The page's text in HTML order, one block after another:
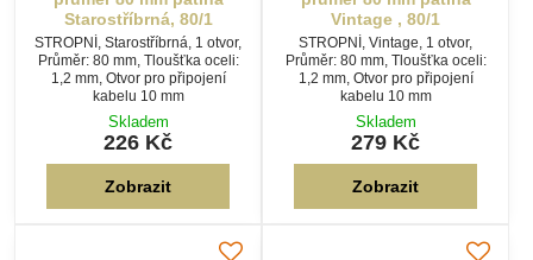
Starostříbrná, 80/1
STROPNÍ, Starostříbrná, 1 otvor,
Průměr: 80 mm, Tloušťka oceli:
1,2 mm, Otvor pro připojení
kabelu 10 mm
Skladem
226 Kč
Zobrazit
Vintage , 80/1
STROPNÍ, Vintage, 1 otvor,
Průměr: 80 mm, Tloušťka oceli:
1,2 mm, Otvor pro připojení
kabelu 10 mm
Skladem
279 Kč
Zobrazit